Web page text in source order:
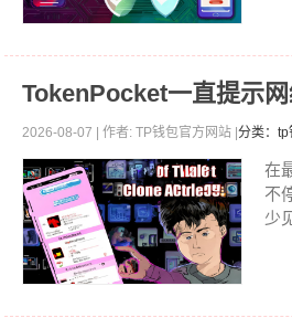
TokenPocket一直提示
2026-08-07 | 作者: TP钱包官方网站 | 分类：
在
不
少